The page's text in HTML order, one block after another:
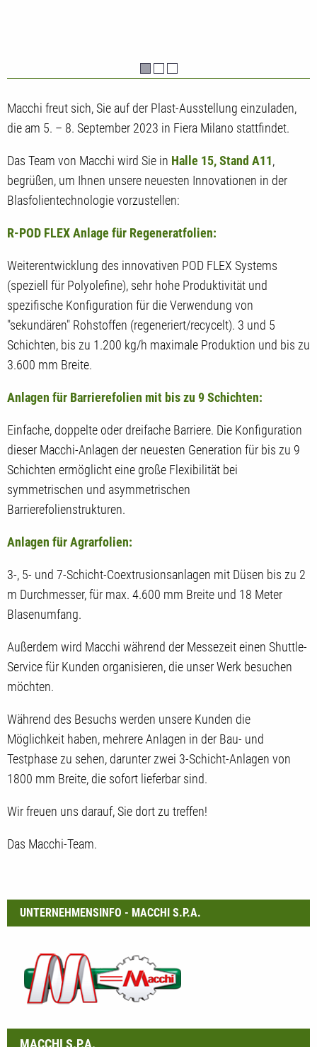
Macchi freut sich, Sie auf der Plast-Ausstellung einzuladen,
die am 5. – 8. September 2023 in Fiera Milano stattfindet.
Das Team von Macchi wird Sie in Halle 15, Stand A11,
begrüßen, um Ihnen unsere neuesten Innovationen in der
Blasfolientechnologie vorzustellen:
R-POD FLEX Anlage für Regeneratfolien:
Weiterentwicklung des innovativen POD FLEX Systems
(speziell für Polyolefine), sehr hohe Produktivität und
spezifische Konfiguration für die Verwendung von
"sekundären" Rohstoffen (regeneriert/recycelt). 3 und 5
Schichten, bis zu 1.200 kg/h maximale Produktion und bis zu
3.600 mm Breite.
Anlagen für Barrierefolien mit bis zu 9 Schichten:
Einfache, doppelte oder dreifache Barriere. Die Konfiguration
dieser Macchi-Anlagen der neuesten Generation für bis zu 9
Schichten ermöglicht eine große Flexibilität bei
symmetrischen und asymmetrischen
Barrierefolienstrukturen.
Anlagen für Agrarfolien:
3-, 5- und 7-Schicht-Coextrusionsanlagen mit Düsen bis zu 2
m Durchmesser, für max. 4.600 mm Breite und 18 Meter
Blasenumfang.
Außerdem wird Macchi während der Messezeit einen Shuttle-
Service für Kunden organisieren, die unser Werk besuchen
möchten.
Während des Besuchs werden unsere Kunden die
Möglichkeit haben, mehrere Anlagen in der Bau- und
Testphase zu sehen, darunter zwei 3-Schicht-Anlagen von
1800 mm Breite, die sofort lieferbar sind.
Wir freuen uns darauf, Sie dort zu treffen!
Das Macchi-Team.
UNTERNEHMENSINFO - MACCHI S.P.A.
MACCHI S.P.A.